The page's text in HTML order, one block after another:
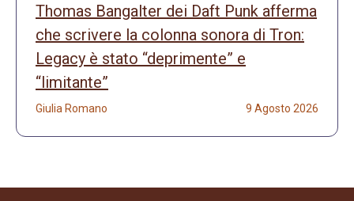
Thomas Bangalter dei Daft Punk afferma
che scrivere la colonna sonora di Tron:
Legacy è stato “deprimente” e
“limitante”
Giulia Romano 9 Agosto 2026